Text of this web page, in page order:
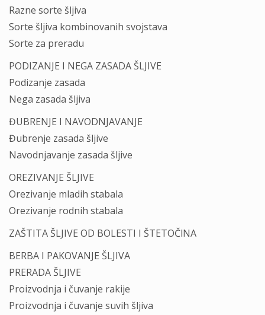
Razne sorte šljiva
Sorte šljiva kombinovanih svojstava
Sorte za preradu
PODIZANJE I NEGA ZASADA ŠLJIVE
Podizanje zasada
Nega zasada šljiva
ĐUBRENJE I NAVODNJAVANJE
Đubrenje zasada šljive
Navodnjavanje zasada šljive
OREZIVANJE ŠLJIVE
Orezivanje mladih stabala
Orezivanje rodnih stabala
ZAŠTITA ŠLJIVE OD BOLESTI I ŠTETOČlNA
BERBA I PAKOVANJE ŠLJIVA
PRERADA ŠLJIVE
Proizvodnja i čuvanje rakije
Proizvodnja i čuvanje suvih šljiva